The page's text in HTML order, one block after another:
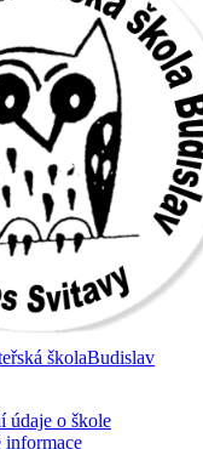
školaBudislav
údaje o škole
informace